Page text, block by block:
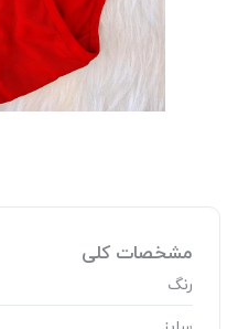
مشخصات کلی
رنگ